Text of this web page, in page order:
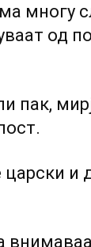
многу
од
пак,
и